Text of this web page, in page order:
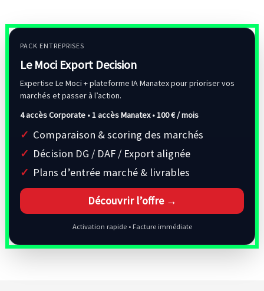
PACK ENTREPRISES
Le Moci Export Decision
Expertise Le Moci + plateforme IA Manatex pour prioriser vos
marchés et passer à l’action.
4 accès Corporate • 1 accès Manatex •100 € / mois
Comparaison & scoring des marchés
Décision DG / DAF / Export alignée
Plans d’entrée marché & livrables
Découvrir l’offre →
Activation rapide • Facture immédiate